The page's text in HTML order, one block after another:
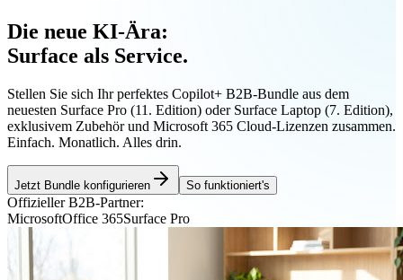
Die neue KI-Ära:
Surface als Service.
Stellen Sie sich Ihr perfektes Copilot+ B2B-Bundle aus dem
neuesten Surface Pro (11. Edition) oder Surface Laptop (7. Edition),
exklusivem Zubehör und Microsoft 365 Cloud-Lizenzen zusammen.
Einfach. Monatlich. Alles drin.
Jetzt Bundle konfigurieren So funktioniert's
Offizieller B2B-Partner:
MicrosoftOffice 365Surface Pro